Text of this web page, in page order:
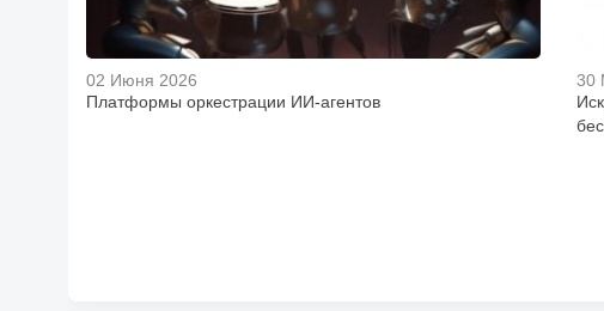
02 Июня 2026
Платформы оркестрации ИИ-агентов
30